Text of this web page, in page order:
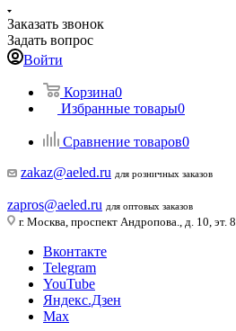
Заказать звонок
Задать вопрос
Войти
Корзина0
Избранные товары0
Сравнение товаров0
zakaz@aeled.ru для розничных заказов
zapros@aeled.ru для оптовых заказов
г. Москва, проспект Андропова., д. 10, эт. 8
Вконтакте
Telegram
YouTube
Яндекс.Дзен
Max